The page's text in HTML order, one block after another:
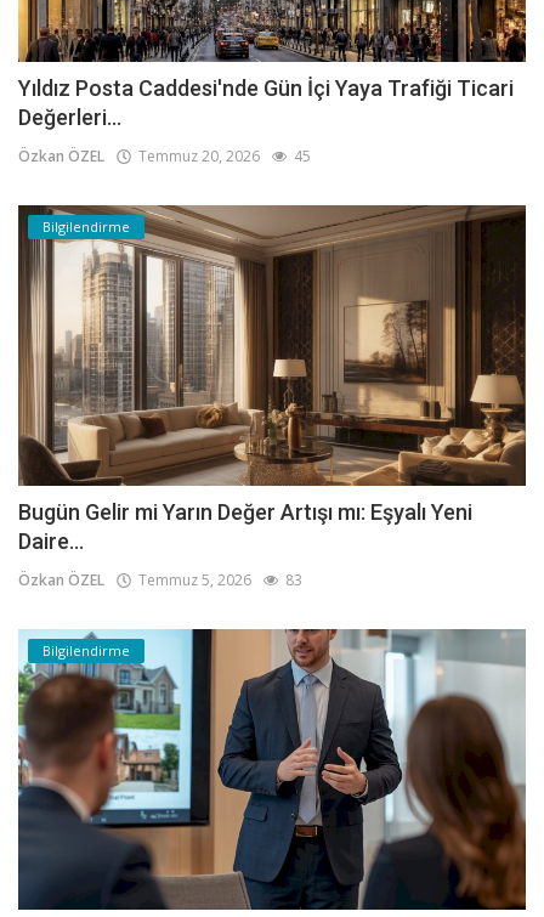
Yıldız Posta Caddesi'nde Gün İçi Yaya Trafiği Ticari
Değerleri...
Özkan ÖZEL Temmuz 20, 2026 45
Bilgilendirme
Bugün Gelir mi Yarın Değer Artışı mı: Eşyalı Yeni
Daire...
Özkan ÖZEL Temmuz 5, 2026 83
Bilgilendirme